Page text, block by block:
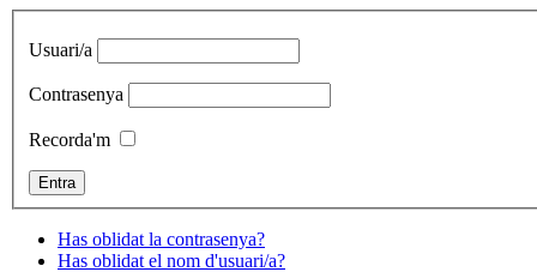
Usuari/a
Contrasenya
Recorda'm
Has oblidat la contrasenya?
Has oblidat el nom d'usuari/a?